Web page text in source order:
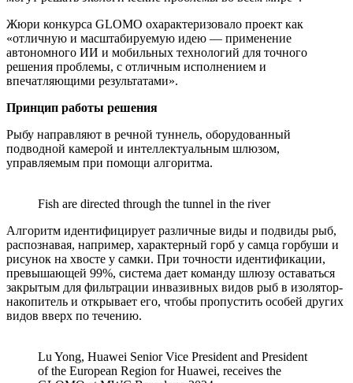
Жюри конкурса GLOMO охарактеризовало проект как
«отличную и масштабируемую идею — применение
автономного ИИ и мобильных технологий для точного
решения проблемы, с отличным исполнением и
впечатляющими результатами».
Принцип работы решения
Рыбу направляют в речной туннель, оборудованный
подводной камерой и интеллектуальным шлюзом,
управляемым при помощи алгоритма.
Fish are directed through the tunnel in the river
Алгоритм идентифицирует различные виды и подвиды рыб,
распознавая, например, характерный горб у самца горбуши и
рисунок на хвосте у самки. При точности идентификации,
превышающей 99%, система дает команду шлюзу оставаться
закрытым для фильтрации инвазивных видов рыб в изолятор-
накопитель и открывает его, чтобы пропустить особей других
видов вверх по течению.
Lu Yong, Huawei Senior Vice President and President
of the European Region for Huawei, receives the